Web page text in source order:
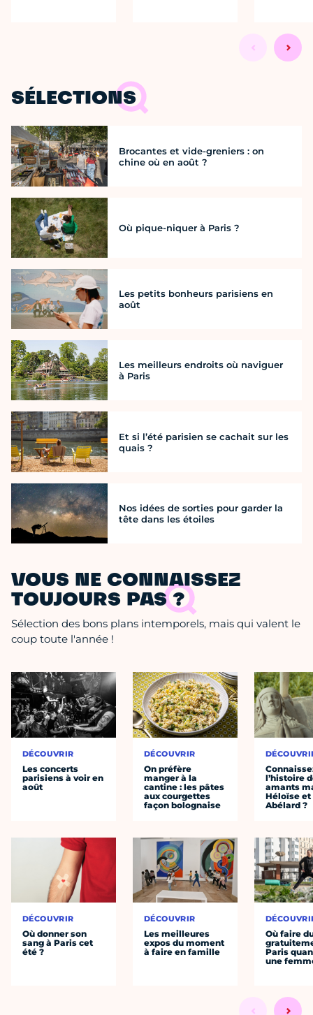
SÉLECTIONS
Brocantes et vide-greniers : on
chine où en août ?
Où pique-niquer à Paris ?
Les petits bonheurs parisiens en
août
Les meilleurs endroits où naviguer
à Paris
Et si l’été parisien se cachait sur les
quais ?
Nos idées de sorties pour garder la
tête dans les étoiles
VOUS NE CONNAISSEZ
TOUJOURS PAS ?
Sélection des bons plans intemporels, mais qui valent le
coup toute l'année !
DÉCOUVRIR
Les concerts
parisiens à voir en
août
DÉCOUVRIR
Où donner son
sang à Paris cet
été ?
DÉCOUVRIR
On préfère
manger à la
cantine : les pâtes
aux courgettes
façon bolognaise
DÉCOUVRIR
Les meilleures
expos du moment
à faire en famille
l’histoire
amants
Héloïse et
Abélard ?
Où faire
Paris
une